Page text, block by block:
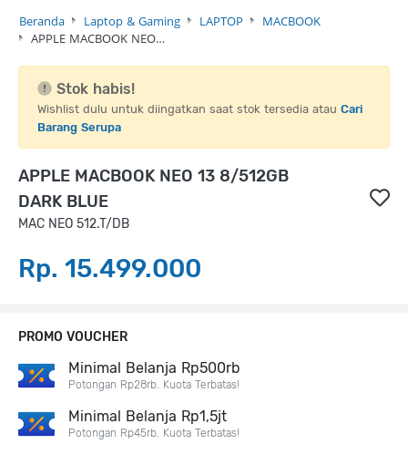
Beranda Laptop & Gaming LAPTOP
MACBOOK
APPLE MACBOOK NEO…
Stok habis!
Wishlist dulu untuk diingatkan saat stok tersedia atau Cari
Barang Serupa
APPLE MACBOOK NEO 13 8/512GB
DARK BLUE
MAC NEO 512.T/DB
Rp. 15.499.000
PROMO VOUCHER
Minimal Belanja Rp500rb
Potongan Rp28rb. Kuota Terbatas!
Minimal Belanja Rp1,5jt
Potongan Rp45rb. Kuota Terbatas!